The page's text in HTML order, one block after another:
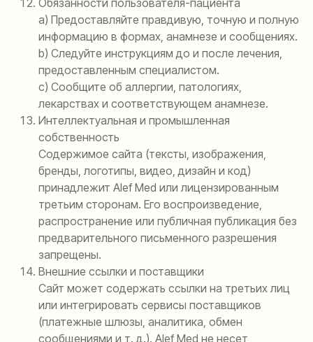
а) Предоставляйте правдивую, точную и полную
информацию в формах, анамнезе и сообщениях.
b) Следуйте инструкциям до и после лечения,
предоставленным специалистом.
c) Сообщите об аллергии, патологиях,
лекарствах и соответствующем анамнезе.
Интеллектуальная и промышленная
собственность
Содержимое сайта (тексты, изображения,
бренды, логотипы, видео, дизайн и код)
принадлежит Alef Med или лицензированным
третьим сторонам. Его воспроизведение,
распространение или публичная публикация без
предварительного письменного разрешения
запрещены.
Внешние ссылки и поставщики
Сайт может содержать ссылки на третьих лиц
или интегрировать сервисы поставщиков
(платежные шлюзы, аналитика, обмен
сообщениями и т. д.). Alef Med не несет